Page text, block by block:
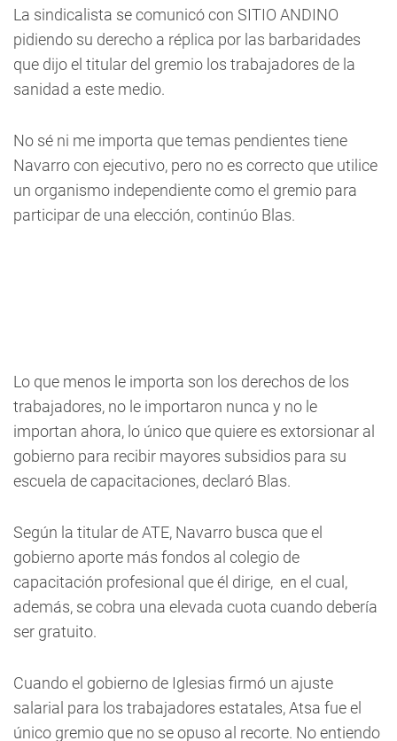
La sindicalista se comunicó con SITIO ANDINO
pidiendo su derecho a réplica por las barbaridades
que dijo el titular del gremio los trabajadores de la
sanidad a este medio.
No sé ni me importa que temas pendientes tiene
Navarro con ejecutivo, pero no es correcto que utilice
un organismo independiente como el gremio para
participar de una elección, continúo Blas.
Lo que menos le importa son los derechos de los
trabajadores, no le importaron nunca y no le
importan ahora, lo único que quiere es extorsionar al
gobierno para recibir mayores subsidios para su
escuela de capacitaciones, declaró Blas.
Según la titular de ATE, Navarro busca que el
gobierno aporte más fondos al colegio de
capacitación profesional que él dirige, en el cual,
además, se cobra una elevada cuota cuando debería
ser gratuito.
Cuando el gobierno de Iglesias firmó un ajuste
salarial para los trabajadores estatales, Atsa fue el
único gremio que no se opuso al recorte. No entiendo